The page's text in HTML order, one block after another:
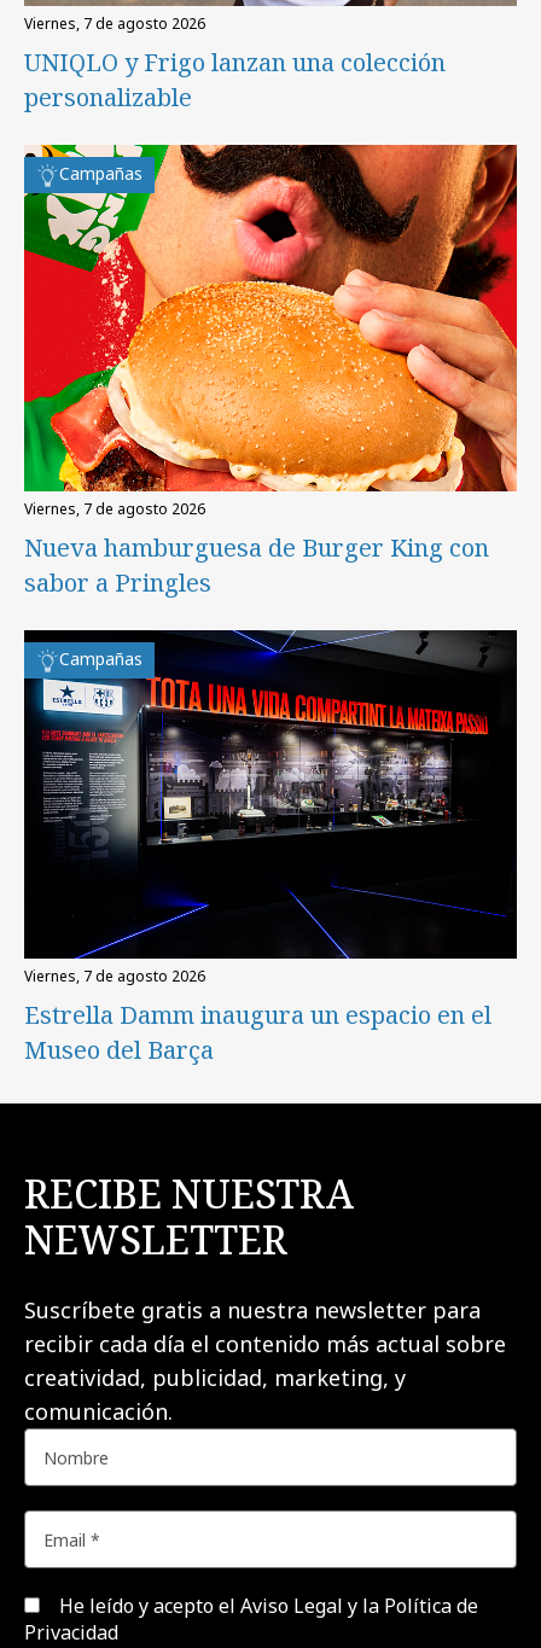
viernes, 7 de agosto 2026
UNIQLO y Frigo lanzan una colección
personalizable
Campañas
viernes, 7 de agosto 2026
Nueva hamburguesa de Burger King con
sabor a Pringles
Campañas
viernes, 7 de agosto 2026
Estrella Damm inaugura un espacio en el
Museo del Barça
RECIBE NUESTRA
NEWSLETTER
Suscríbete gratis a nuestra newsletter para
recibir cada día el contenido más actual sobre
creatividad, publicidad, marketing, y
comunicación.
He leído y acepto el Aviso Legal y la Política de
Privacidad